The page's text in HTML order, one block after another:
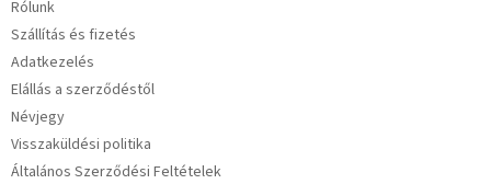
Rólunk
Szállítás és fizetés
Adatkezelés
Elállás a szerződéstől
Névjegy
Visszaküldési politika
Általános Szerződési Feltételek